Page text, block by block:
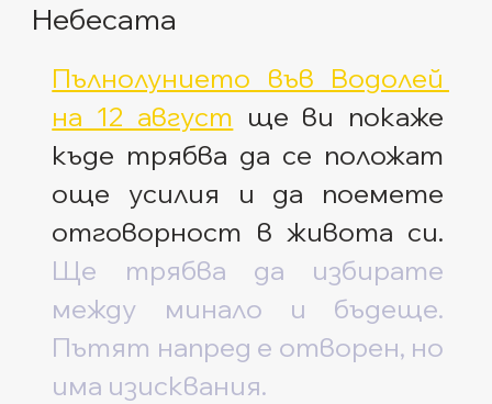
Небесата
Пълнолунието във Водолей
на 12 август ще ви покаже
къде трябва да се положат
още усилия и да поемете
Ще трябва да избирате
между минало и бъдеще.
Пътят напред е отворен, но
има изисквания.